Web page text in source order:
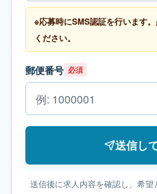
※応募時にSMS認証を行います
ください。
郵便番号 必須
送信し
送信後に求人内容を確認し、希望